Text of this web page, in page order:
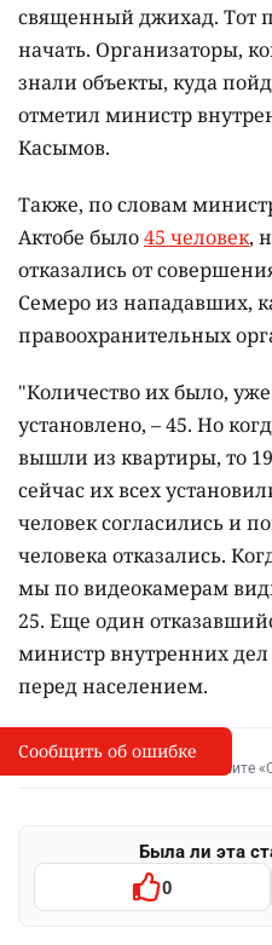
священный джихад. Тот
начать. Организаторы,
знали объекты, куда
отметил министр
Касымов.
Также, по словам
Актобе было45 человек,
отказались от
Семеро из нападавших,
правоохранительных
"Количество их было,
установлено, – 45. Но
вышли из квартиры, то
сейчас их всех
человек согласились и
человека отказались.
мы по видеокамерам
25. Еще один
министр внутренних дел
перед населением.
I
Сообщить об опечатке
Выделите фрагмент и нажмите
Была ли эта
0
Сообщить об ошибке